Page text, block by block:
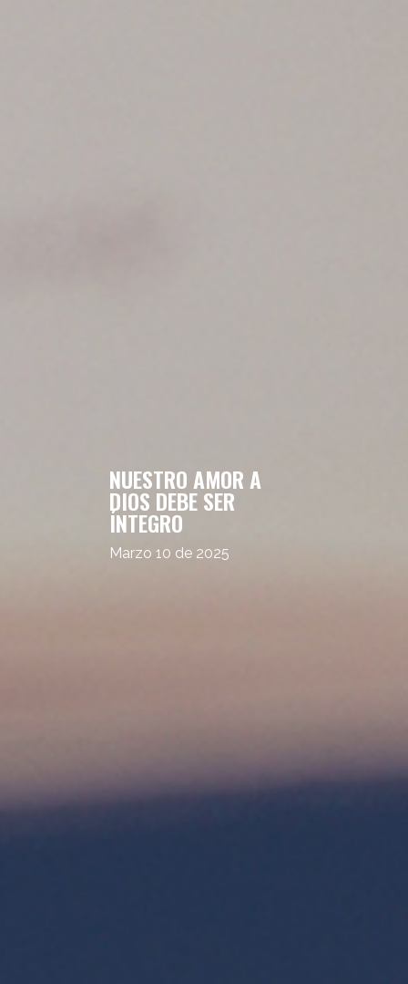
NUESTRO AMOR A
DIOS DEBE SER
ÍNTEGRO
Marzo 10 de 2025